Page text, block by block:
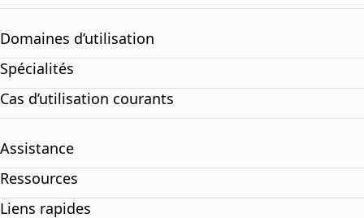
Domaines d’utilisation
Spécialités
Cas d’utilisation courants
Assistance
Ressources
Liens rapides